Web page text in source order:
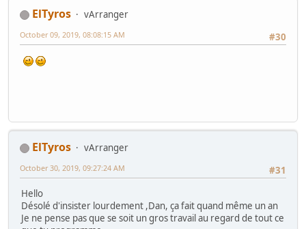
ElTyros
vArranger
#30
October 09, 2019, 08:08:15 AM
ElTyros
vArranger
#31
October 30, 2019, 09:27:24 AM
Hello
Désolé d'insister lourdement ,Dan, ça fait quand même un an
Je ne pense pas que se soit un gros travail au regard de tout ce